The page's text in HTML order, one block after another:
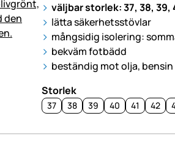
väljbar storlek: 37, 38, 39,
lätta säkerhetsstövlar
mångsidig isolering:
bekväm fotbädd
beständig mot olja,
Storlek
37 38 39 40 41 42